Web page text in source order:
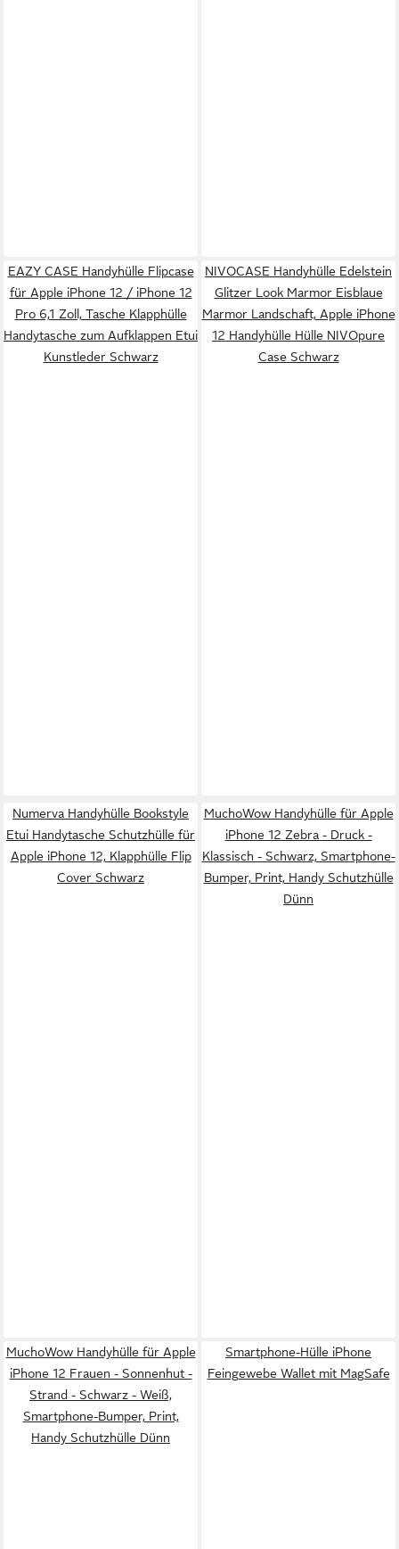
EAZY CASE Handyhülle Flipcase
für Apple iPhone 12 / iPhone 12
Pro 6,1 Zoll, Tasche Klapphülle
Handytasche zum Aufklappen Etui
Kunstleder Schwarz
NIVOCASE Handyhülle Edelstein
Glitzer Look Marmor Eisblaue
Marmor Landschaft, Apple iPhone
12 Handyhülle Hülle NIVOpure
Case Schwarz
Numerva Handyhülle Bookstyle
Etui Handytasche Schutzhülle für
Apple iPhone 12, Klapphülle Flip
Cover Schwarz
MuchoWow Handyhülle für Apple
iPhone 12 Zebra - Druck -
Klassisch - Schwarz, Smartphone-
Bumper, Print, Handy Schutzhülle
Dünn
MuchoWow Handyhülle für Apple
iPhone 12 Frauen - Sonnenhut -
Strand - Schwarz - Weiß,
Smartphone-Bumper, Print,
Handy Schutzhülle Dünn
Smartphone-Hülle iPhone
Feingewebe Wallet mit MagSafe